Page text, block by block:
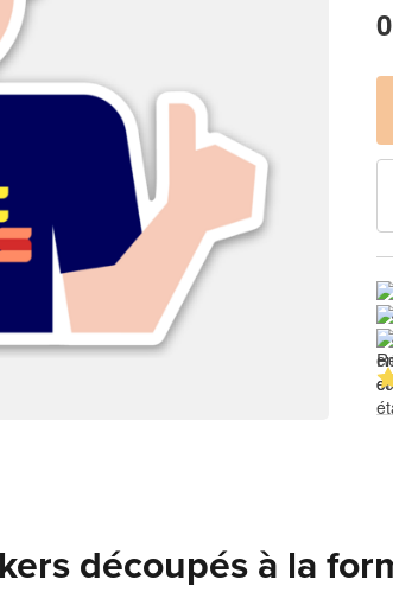
0
découpés à la